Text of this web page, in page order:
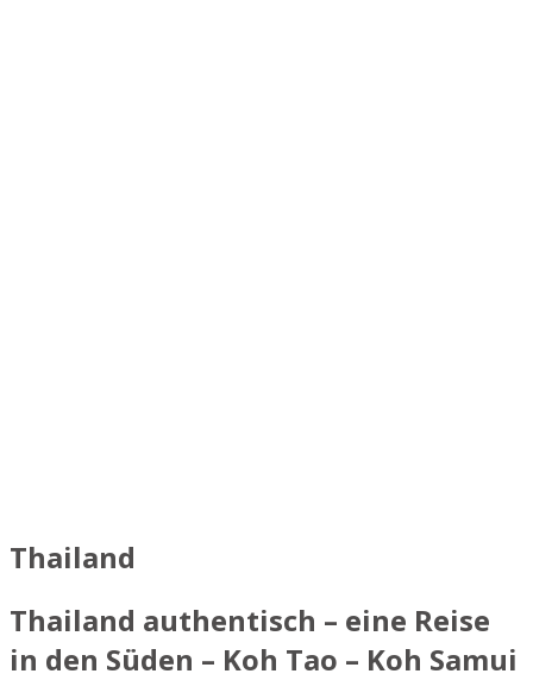
Thailand
Thailand authentisch – eine Reise
in den Süden – Koh Tao – Koh Samui